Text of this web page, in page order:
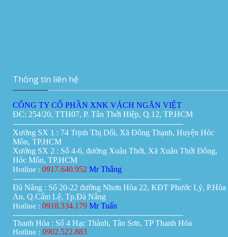
Thông tin liên hệ
CÔNG TY CỔ PHẦN XNK VÁCH NGĂN VIỆT
ĐC: 254/20, TTH07, P. Tân Thới Hiệp, Q.12, TP.HCM
-------------------------------------------------------------------
Xưởng SX 1 : 74 Trịnh Thị Dối, Xã Đông Thạnh, Huyện Hóc
Môn, TP.HCM
Xưởng SX 2 : Số 4-6, đường Xuân Thới, Xã Xuân Thới Đông,
Hóc Môn, TP.HCM
Hotline : 0917.640.952 Mr Thắng
------------------------------------------------------------------
Đà Nẵng : Số 20-22 đường Nhơn Hòa 22, KĐT Phước Lý, P.Hòa
An, Q.Cẩm Lệ, Tp.Đà Nẵng
Hotline : 0918.334.179 Mr Tuấn
-------------------------------------------------------------------
Thanh Hóa : Số 4 Hạc Thành, Tân Sơn, TP Thanh Hóa
Hotline : 0902.522.883